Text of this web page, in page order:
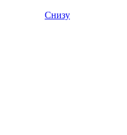
Снизу